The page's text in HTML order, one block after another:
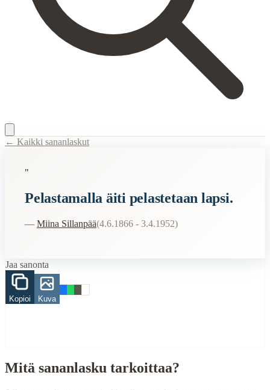
Description:Sillanpään ydinajatus sosiaalihuollosta: äidin
Semantic Themes
Related Topics
äiti
Understanding Finnish cultural wisdom
← Kaikki sananlaskut
"
Pelastamalla äiti pelastetaan lapsi.
— Miina Sillanpää(4.6.1866 - 3.4.1952)
Jaa sanonta
Kopioi Kuva
Mitä sananlasku tarkoittaa?